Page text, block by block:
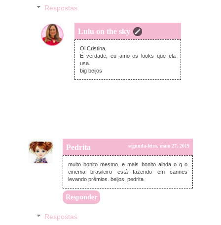
Respostas
Lulu on the sky
segunda-feira, maio 27, 2019
Oi Cristina,
É verdade, eu amo os looks que ela
usa.
big beijos
Pedrita segunda-feira, maio 27, 2019
muito bonito mesmo. e mais bonito ainda o q o
cinema brasileiro está fazendo em cannes
levando prêmios. beijos, pedrita
Responder
Respostas